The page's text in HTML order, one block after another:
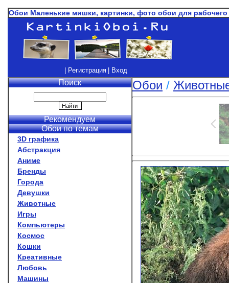
Обои Маленькие мишки, картинки, фото обои для
| Регистрация | Вход
Поиск
Рекомендуем
Обои по темам
3D графика
Абстракция
Аниме
Бренды
Города
Девушки
Животные
Игры
Компьютеры
Космос
Кошки
Креативные
Любовь
Машины
Обои /